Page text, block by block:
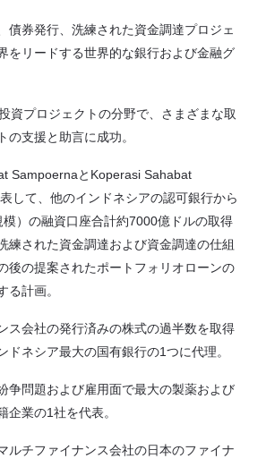
債券発行、洗練された資金調達プロジェ
をリードする世界的な銀行および金融グ
資プロジェクトの分野で、さまざまな取
の支援と助言に成功。
SampoernaとKoperasi Sahabat
して、他のインドネシアの認可銀行から
）の融資口座合計約7000億ドルの取得
練された資金調達および資金調達の仕組
後の提案されたポートフォリオローンの
る計画。
ス会社の発行済みの株式の過半数を取得
ドネシア最大の国有銀行の1つに代理。
争問題および雇用面で最大の製薬および
企業の1社を代表。
ルチファイナンス会社の日本のファイナ